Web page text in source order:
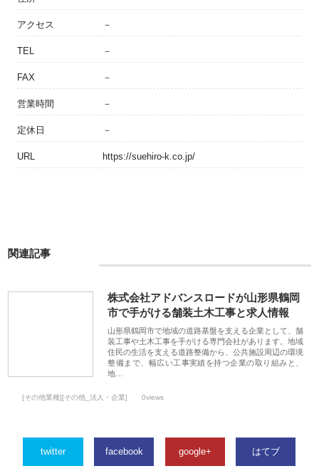
アクセス －
TEL －
FAX －
営業時間 －
定休日 －
URL https://suehiro-k.co.jp/
関連記事
株式会社アドバンスロードが山形県鶴岡
市で手がける舗装土木工事と求人情報
山形県鶴岡市で地域の道路基盤を支える企業として、舗
装工事や土木工事を手がける専門会社があります。地域
住民の生活を支える道路整備から、公共施設周辺の環境
整備まで、幅広い工事実績を持つ企業の取り組みと、
地…
[その他業種][その他_法人・企業] 0views
twitter facebook google+ はてブ